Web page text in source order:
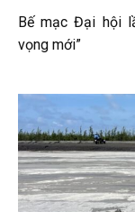
Bế mạc Đại hội
vọng mới”